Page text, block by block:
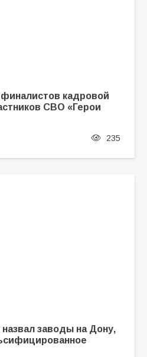
кадровой
СВО «Герои
235
заводы на Дону,